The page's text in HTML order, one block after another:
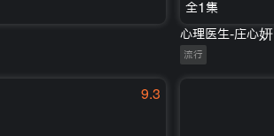
全1集
心理医生-庄心妍
流行
9.3